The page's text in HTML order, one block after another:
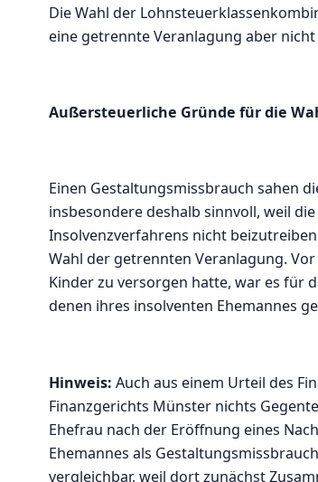
Die Wahl der
eine getrennte Veranlagung aber
Außersteuerliche Gründe für die
Einen Gestaltungsmissbrauch sahen
insbesondere deshalb sinnvoll, weil
Insolvenzverfahrens nicht
Wahl der getrennten Veranlagung.
Kinder zu versorgen hatte, war es für
denen ihres insolventen Ehemannes
Hinweis: Auch aus einem Urteil des
Finanzgerichts Münster nichts
Ehefrau nach der Eröffnung eines
Ehemannes als
vergleichbar, weil dort zunächst